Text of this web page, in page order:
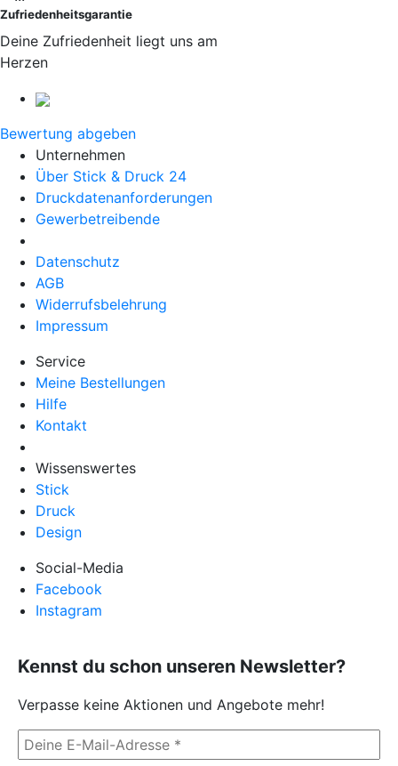
Zufriedenheitsgarantie
Deine Zufriedenheit liegt uns am
Herzen
Bewertung abgeben
Unternehmen
Über Stick & Druck 24
Druckdatenanforderungen
Gewerbetreibende
Datenschutz
AGB
Widerrufsbelehrung
Impressum
Service
Meine Bestellungen
Hilfe
Kontakt
Wissenswertes
Stick
Druck
Design
Social-Media
Facebook
Instagram
Kennst du schon unseren Newsletter?
Verpasse keine Aktionen und Angebote mehr!